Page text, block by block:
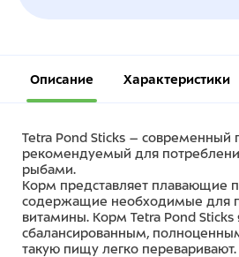
Описание Характеристики
Tetra Pond Sticks – современный
рекомендуемый для
рыбами.
Корм представляет плавающие
содержащие необходимые для
витамины. Корм Tetra Pond Sticks
сбалансированным,
такую пищу легко переваривают.